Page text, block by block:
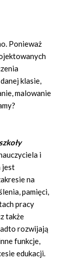
Ponieważ
klasie,
malowanie
i
jest
na
pamięci,
pracy
także
rozwijają
funkcje,
edukacji.